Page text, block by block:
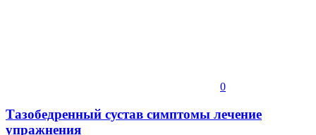
0
Тазобедренный сустав симптомы лечение
упражнения